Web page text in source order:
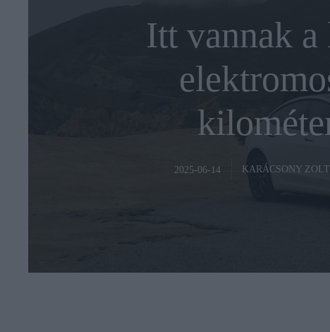
Itt vannak a
2025-06-14 KARÁCSONY